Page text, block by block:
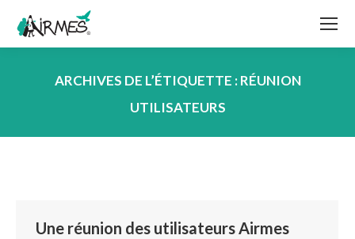
ARCHIVES DE L’ÉTIQUETTE :RÉUNION
UTILISATEURS
Une réunion des utilisateurs Airmes